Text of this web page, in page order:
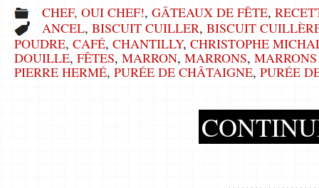
CHEF, OUI CHEF!, GÂTEAUX DE FÊTE,
ANCEL, BISCUIT CUILLER, BISCUIT
POUDRE, CAFÉ, CHANTILLY, CHRISTOPHE
DOUILLE, FÊTES, MARRON, MARRONS,
PIERRE HERMÉ, PURÉE DE CHÂTAIGNE, PURÉE